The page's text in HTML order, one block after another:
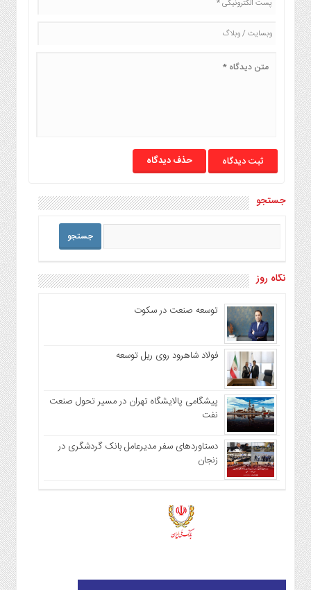
حذف دیدگاه
جستجو
نگاه روز
توسعه صنعت در سکوت
فولاد شاهرود روی ریل توسعه
پیشگامی پالایشگاه تهران در مسیر تحول صنعت
نفت
دستاوردهای سفر مدیرعامل بانک گردشگری در
زنجان